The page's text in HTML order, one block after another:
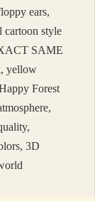
ears,
cartoon style
SAME
yellow
Forest
3D